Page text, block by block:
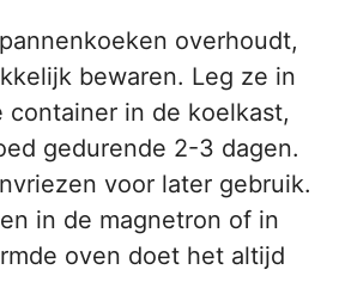
overhoudt,
bewaren. Leg ze in
in de koelkast,
gedurende 2-3 dagen.
voor later gebruik.
in de magnetron of in
oven doet het altijd